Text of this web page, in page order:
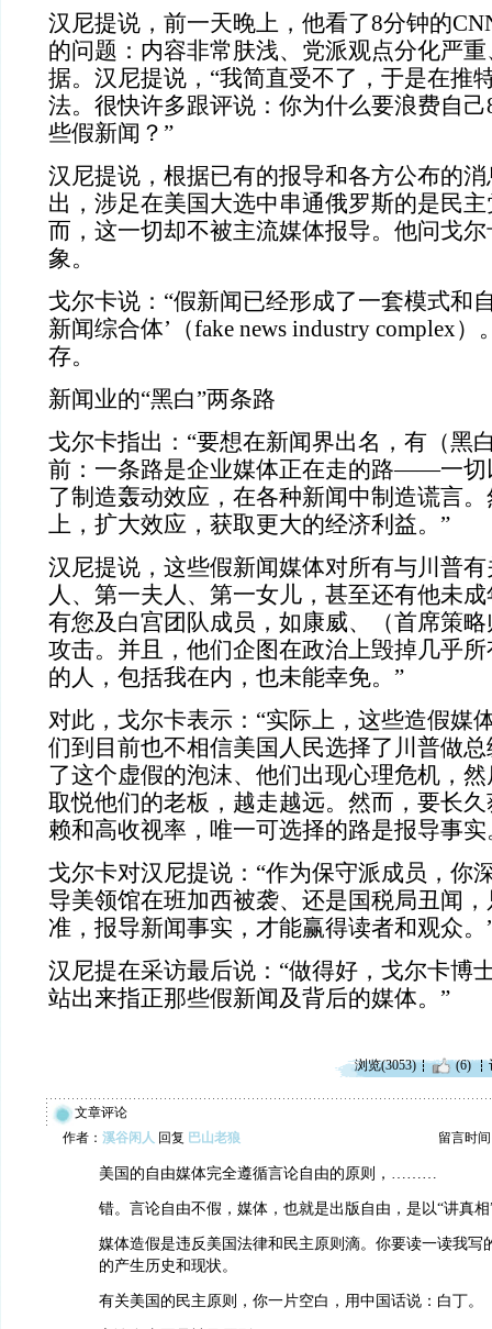
汉尼提说，前一天晚上，他看了8分钟的
的问题：内容非常肤浅、党派观点分化严
据。汉尼提说，“我简直受不了，于是在推
法。很快许多跟评说：你为什么要浪费自
些假新闻？”
汉尼提说，根据已有的报导和各方公布的
出，涉足在美国大选中串通俄罗斯的是民
而，这一切却不被主流媒体报导。他问戈
象。
戈尔卡说：“假新闻已经形成了一套模式和
新闻综合体’（fake news industry complex
存。
新闻业的“黑白”两条路
戈尔卡指出：“要想在新闻界出名，有（黑
前：一条路是企业媒体正在走的路——一切
了制造轰动效应，在各种新闻中制造谎言
上，扩大效应，获取更大的经济利益。”
汉尼提说，这些假新闻媒体对所有与川普
人、第一夫人、第一女儿，甚至还有他未
有您及白宫团队成员，如康威、（首席策
攻击。并且，他们企图在政治上毁掉几乎
的人，包括我在内，也未能幸免。”
对此，戈尔卡表示：“实际上，这些造假媒
们到目前也不相信美国人民选择了川普做
了这个虚假的泡沫、他们出现心理危机，
取悦他们的老板，越走越远。然而，要长
赖和高收视率，唯一可选择的路是报导事实
戈尔卡对汉尼提说：“作为保守派成员，你
导美领馆在班加西被袭、还是国税局丑闻
准，报导新闻事实，才能赢得读者和观众。
汉尼提在采访最后说：“做得好，戈尔卡博
站出来指正那些假新闻及背后的媒体。”
浏览(3053) (6)
文章评论
作者： 溪谷闲人 回复 巴山老狼 留言时间
美国的自由媒体完全遵循言论自由的原则，………
错。言论自由不假，媒体，也就是出版自由，是以“讲真
媒体造假是违反美国法律和民主原则滴。你要读一读我写
的产生历史和现状。
有关美国的民主原则，你一片空白，用中国话说：白丁。